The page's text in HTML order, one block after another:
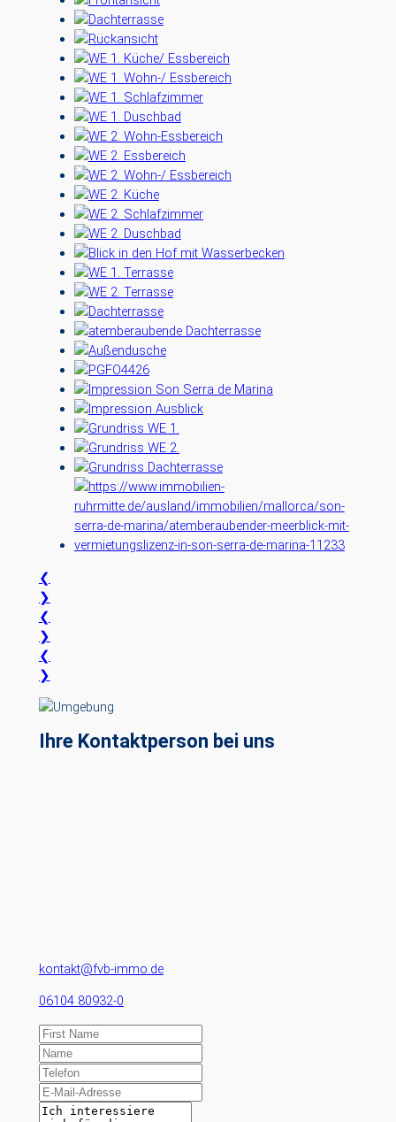
❮
❯
❮
❯
❮
❯
Ihre Kontaktperson bei uns
kontakt@fvb-immo.de
06104 80932-0